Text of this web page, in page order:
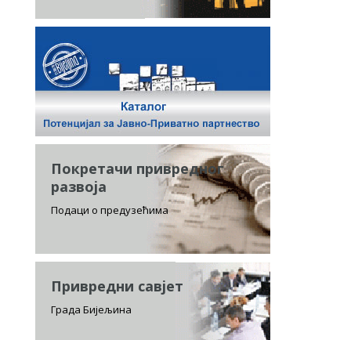
Покретачи привредног
развоја
Подаци о предузећима
Привредни савјет
Града Бијељина